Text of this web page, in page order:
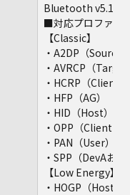
Bluetooth v5.1
■対応プロファイ
【Classic】
・A2DP（Source
・AVRCP（
・HCRP（Client）
・HFP（AG）
・HID（Host）
・OPP（Clientお
・PAN（User）
・SPP（DevAお
【Low Energy】
・HOGP（Host）